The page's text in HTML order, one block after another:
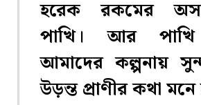
হরেক রকমের
পাখি। আর
আমাদের কল্পনায়
উড়ন্ত প্রাণীর কথা